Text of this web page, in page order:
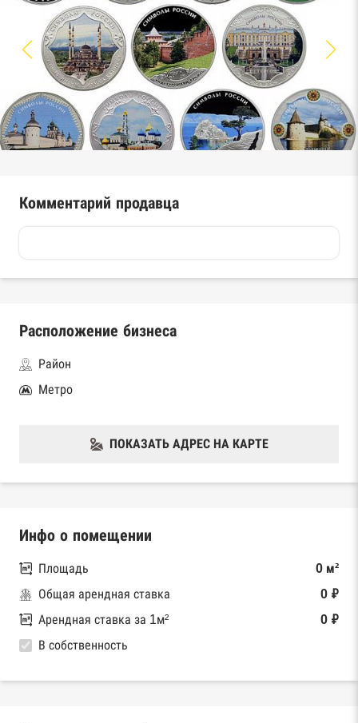
Комментарий продавца
Расположение бизнеса
Район
Метро
ПОКАЗАТЬ АДРЕС НА КАРТЕ
Инфо о помещении
Площадь
0 м²
Общая арендная ставка
0 ₽
Арендная ставка за 1м²
0 ₽
В собственность